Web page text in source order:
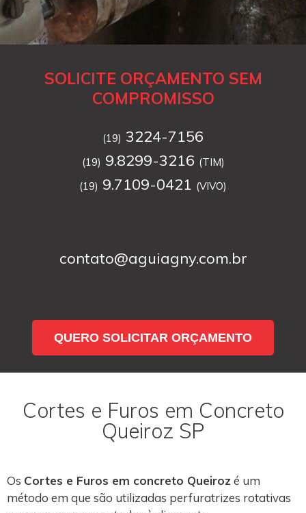
SOLICITE ORÇAMENTO SEM
COMPROMISSO
(19) 3224-7156
(19) 9.8299-3216 (TIM)
(19) 9.7109-0421 (VIVO)
contato@aguiagny.com.br
QUERO SOLICITAR ORÇAMENTO
Cortes e Furos em Concreto
Queiroz SP
Os Cortes e Furos em concreto Queiroz é um
método em que são utilizadas perfuratrizes rotativas